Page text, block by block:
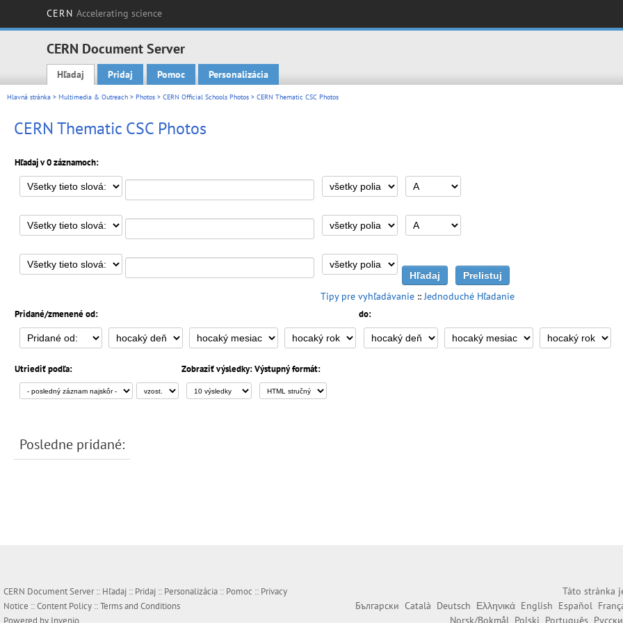
CERN Accelerating science
CERN Document Server
Main menu
Hľadaj Pridaj Pomoc Personalizácia
Hlavná stránka > Multimedia & Outreach > Photos > CERN Official Schools Photos > CERN Thematic CSC Photos
CERN Thematic CSC Photos
Hľadaj v 0 záznamoch:
Tipy pre vyhľadávanie ::Jednoduché Hľadanie
Pridané/zmenené od: do:
Utriediť podľa: Zobraziť výsledky:Výstupný formát:
Posledne pridané:
CERN Document Server :: Hľadaj :: Pridaj :: Personalizácia :: Pomoc :: Privacy
Notice ::Content Policy ::Terms and Conditions
Táto stránka
Български Català Deutsch Ελληνικά English Español
Norsk/Bokmål Polski Português